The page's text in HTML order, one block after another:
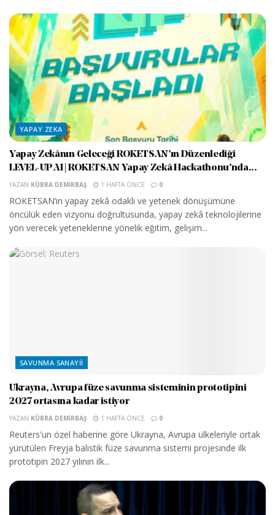
YAPAY ZEKA
Yapay Zekânın Geleceği ROKETSAN’ın Düzenlediği
LEVEL-UP AI | ROKETSAN Yapay Zekâ Hackathonu’nda...
YAZAN KÜBRA DEMIRBAŞ 1 HAFTA ÖNCE 0
ROKETSAN’ın yapay zekâ odaklı ve yetenek dönüşümüne
öncülük eden vizyonu doğrultusunda, yapay zekâ teknolojilerine
yön verecek yeteneklerine yönelik eğitim, gelişim...
SAVUNMA SANAYII
Ukrayna, Avrupa füze savunma sisteminin prototipini
2027 ortasına kadar istiyor
YAZAN KÜBRA DEMIRBAŞ 1 HAFTA ÖNCE 0
Reuters'un özel haberine göre Ukrayna, Avrupa ülkeleriyle ortak
yürütülen Freyja balistik füze savunma sistemi projesinde ilk
prototipin 2027 yılının ilk...